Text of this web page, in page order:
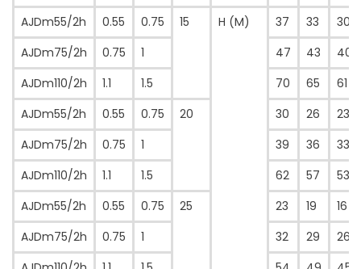
AJDm55/2h
0.55 0.75 15 H (M) 37 33
30
AJDm75/2h
0.75 1 47 43
40
AJDm110/2h
1.1 1.5 70 65
61
AJDm55/2h
0.55 0.75 20 30 26
23
AJDm75/2h
0.75 1 39 36
33
AJDm110/2h
1.1 1.5 62 57
53
AJDm55/2h
0.55 0.75 25 23 19
16
AJDm75/2h
0.75 1 32 29
26